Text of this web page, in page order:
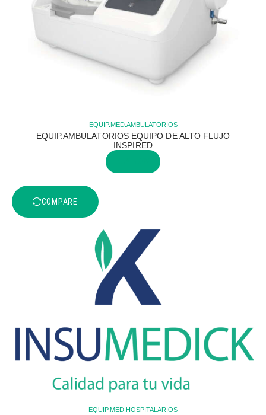
EQUIP.MED.AMBULATORIOS
EQUIP.AMBULATORIOS EQUIPO DE ALTO FLUJO
INSPIRED
COMPARE
EQUIP.MED.HOSPITALARIOS